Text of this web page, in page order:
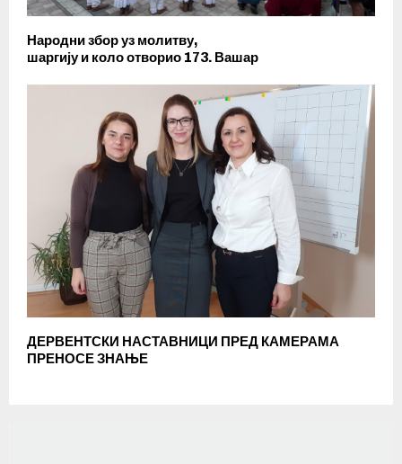
Народни збор уз молитву,
шаргију и коло отворио 173. Вашар
ДЕРВЕНТСКИ НАСТАВНИЦИ ПРЕД КАМЕРАМА
ПРЕНОСЕ ЗНАЊЕ